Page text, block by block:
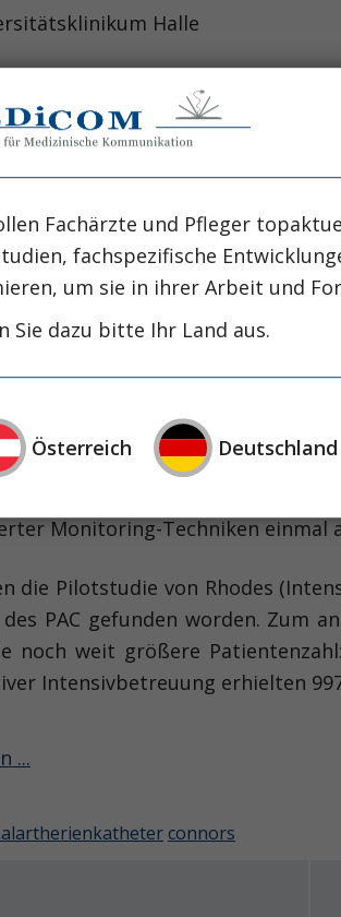
Halle
of pulmonary-artery
N. Engl.
Gefahren des
(JAMA 1996) neu
Beobachtungsstudie hat seit
zur Folge gehabt.
Monitoring-Techniken einmal
die Pilotstudie von Rhodes
PAC gefunden worden.
noch weit größere
Intensivbetreuung erhielten
...
connors
Fachärzte und Pfleger
fachspezifische
um sie in ihrer Arbeit und
Sie dazu bitte Ihr Land aus.
Österreich Deutschland